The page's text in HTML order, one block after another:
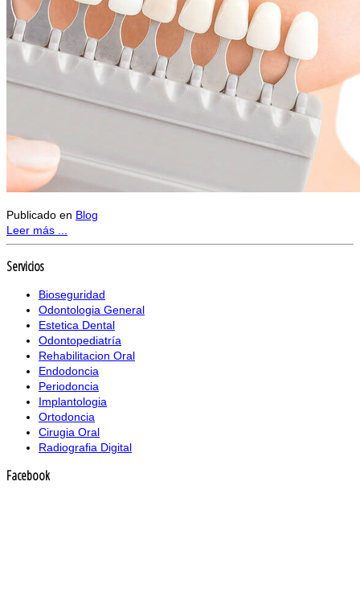
Publicado en Blog
Leer más ...
Servicios
Bioseguridad
Odontologia General
Estetica Dental
Odontopediatría
Rehabilitacion Oral
Endodoncia
Periodoncia
Implantologia
Ortodoncia
Cirugia Oral
Radiografia Digital
Facebook